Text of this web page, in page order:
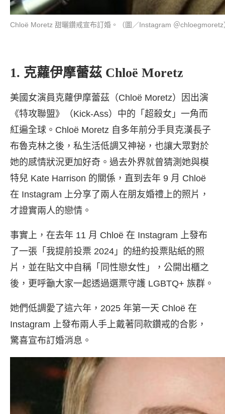
Chloë Moretz 甜曬鑽戒宣布訂婚。（圖／Instagram ＠chloegmoretz
1. 克蘿伊摩蕾茲 Chloë Moretz
美國女演員克蘿伊摩蕾茲（Chloë Moretz）因出演
《特攻聯盟》（Kick-Ass）中的「超殺女」一角而
紅遍全球。Chloë Moretz 自多年前分手貝克漢長子
布魯克林之後，私生活低調又神祕，也讓大眾對於
她的感情狀況更加好奇。過去外界就曾猜測她與模
特兒 Kate Harrison 的關係，直到去年 9 月 Chloë
在 Instagram 上分享了兩人在朋友婚禮上的照片，
才證實兩人的戀情。
事實上，在去年 11 月 Chloë 在 Instagram 上發布
了一張「我提前投票 2024」的紐約投票貼紙的照
片，並在貼文中自稱「同性戀女性」，公開出櫃之
後，更呼籲大家一起透過選票守護 LGBTQ+ 族群。
她們低調愛了這六年，2025 年第一天 Chloë 在
Instagram 上發布兩人手上戴著同款鑽戒的合影，
驚喜宣布訂婚消息。